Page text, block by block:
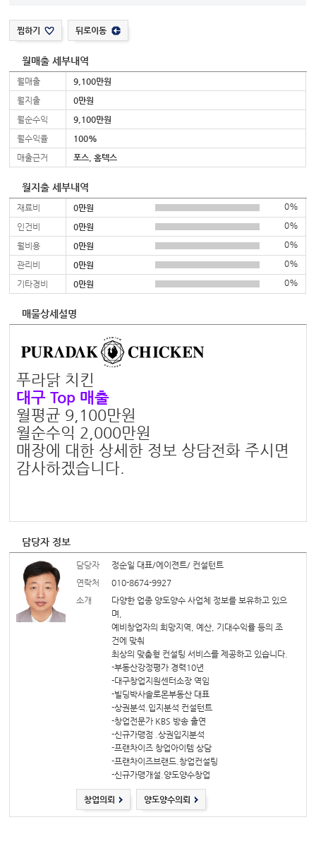
찜하기 뒤로이동
월매출 세부내역
월매출
9,100만원
월지출
0만원
월순수익
9,100만원
월수익율
100%
매출근거
포스, 홈텍스
월지출 세부내역
재료비 0만원 0%
인건비 0만원 0%
월비용 0만원 0%
관리비 0만원 0%
기타경비 0만원 0%
매물상세설명
푸라닭 치킨
대구 Top 매출
월평균 9,100만원
월순수익 2,000만원
매장에 대한 상세한 정보 상담전화 주시면
감사하겠습니다.
담당자 정보
담당자
정순일 대표/에이젼트/ 컨설턴트
연락처
010-8674-9927
소개
다양한 업종 양도양수 사업체 정보를 보유하고 있으
며,
예비창업자의 희망지역, 예산, 기대수익률 등의 조
건에 맞춰
최상의 맞춤형 컨설팅 서비스를 제공하고 있습니다.
-부동산강정평가 경력10년
-대구창업지원센터소장 역임
-빌딩박사솔로몬부동산 대표
-상권분석.입지분석 컨설턴트
-창업전문가 KBS 방송 출연
-신규가맹점 .상권입지분석
-프랜차이즈 창업아이템 상담
-프랜차이즈브랜드.창업컨설팅
-신규가맹개설.양도양수창업
창업의뢰 양도양수의뢰